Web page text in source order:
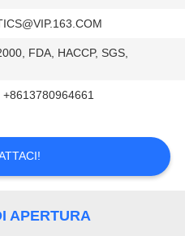
FDA, HACCP, SGS,
+8613780964661
APERTURA